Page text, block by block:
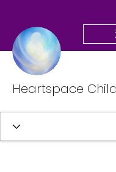
Heartspace